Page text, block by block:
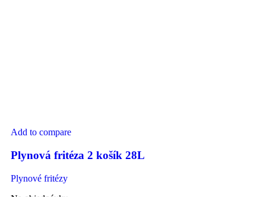
Add to compare
Plynová fritéza 2 košík 28L
Plynové fritézy